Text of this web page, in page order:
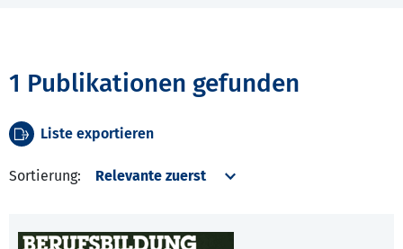
1 Publikationen gefunden
Liste exportieren
Sortierung: